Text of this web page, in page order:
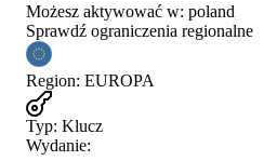
Możesz aktywować w: poland
Sprawdź ograniczenia regionalne
Region: EUROPA
Typ: Klucz
Wydanie: